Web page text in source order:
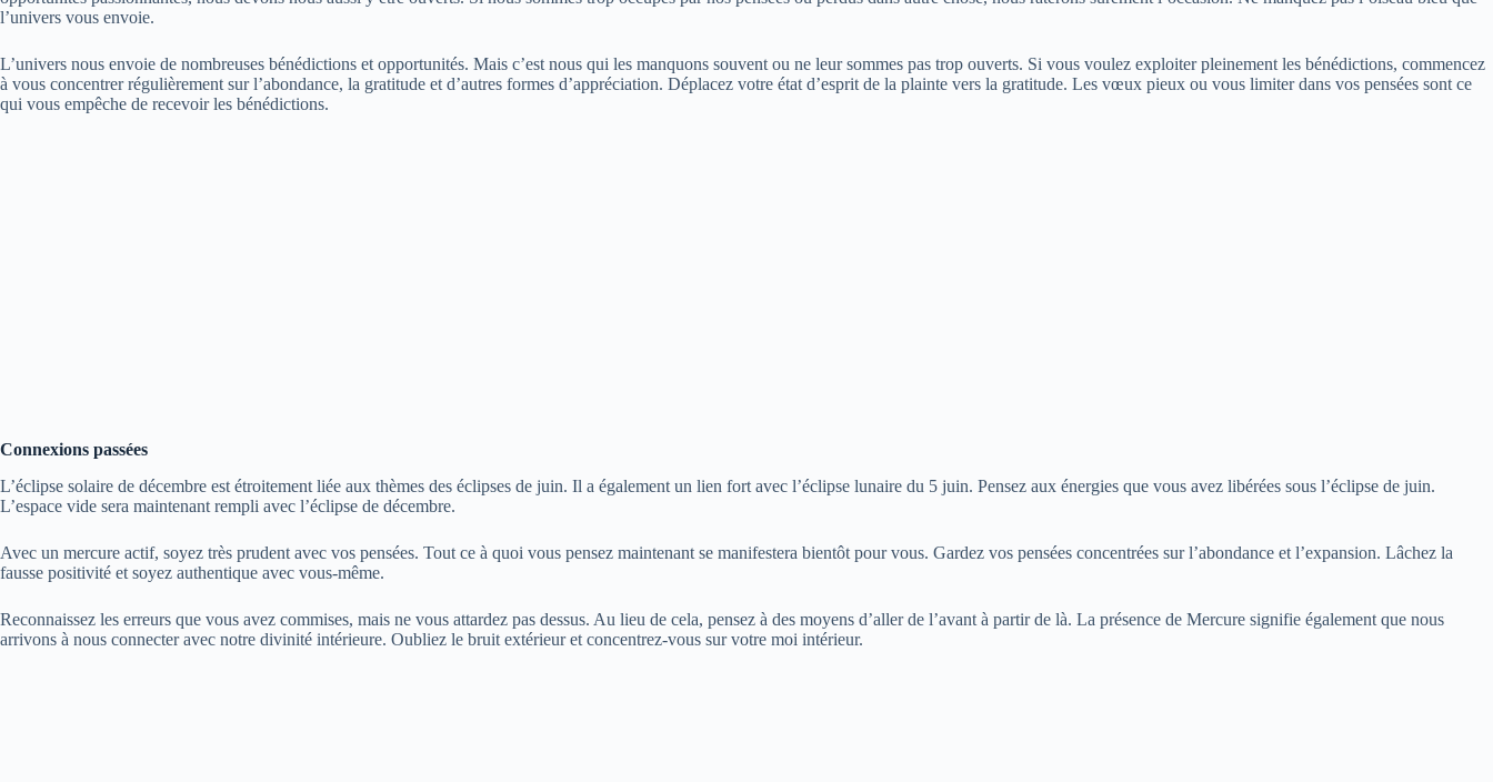
l’univers vous envoie.
L’univers nous envoie de nombreuses bénédictions et opportunités. Mais c’est nous qui les manquons souvent ou ne leur sommes pas trop ouverts. Si vous voulez exploiter pleinement les bénédictions, commencez
à vous concentrer régulièrement sur l’abondance, la gratitude et d’autres formes d’appréciation. Déplacez votre état d’esprit de la plainte vers la gratitude. Les vœux pieux ou vous limiter dans vos pensées sont ce
qui vous empêche de recevoir les bénédictions.
Connexions passées
L’éclipse solaire de décembre est étroitement liée aux thèmes des éclipses de juin. Il a également un lien fort avec l’éclipse lunaire du 5 juin. Pensez aux énergies que vous avez libérées sous l’éclipse de juin.
L’espace vide sera maintenant rempli avec l’éclipse de décembre.
Avec un mercure actif, soyez très prudent avec vos pensées. Tout ce à quoi vous pensez maintenant se manifestera bientôt pour vous. Gardez vos pensées concentrées sur l’abondance et l’expansion. Lâchez la
fausse positivité et soyez authentique avec vous-même.
Reconnaissez les erreurs que vous avez commises, mais ne vous attardez pas dessus. Au lieu de cela, pensez à des moyens d’aller de l’avant à partir de là. La présence de Mercure signifie également que nous
arrivons à nous connecter avec notre divinité intérieure. Oubliez le bruit extérieur et concentrez-vous sur votre moi intérieur.